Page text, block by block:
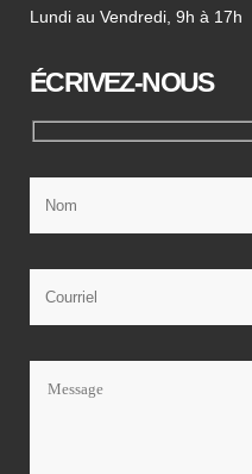
Lundi au Vendredi, 9h à 17h
ÉCRIVEZ-NOUS